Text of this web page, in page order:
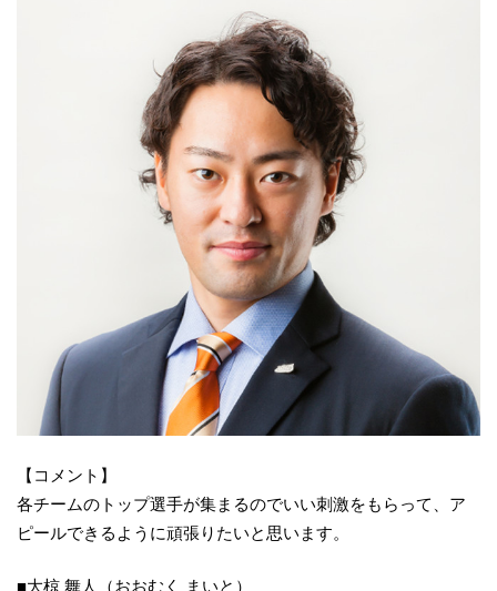
【コメント】
各チームのトップ選手が集まるのでいい刺激をもらって、ア
ピールできるように頑張りたいと思います。
■大椋 舞人（おおむく まいと）